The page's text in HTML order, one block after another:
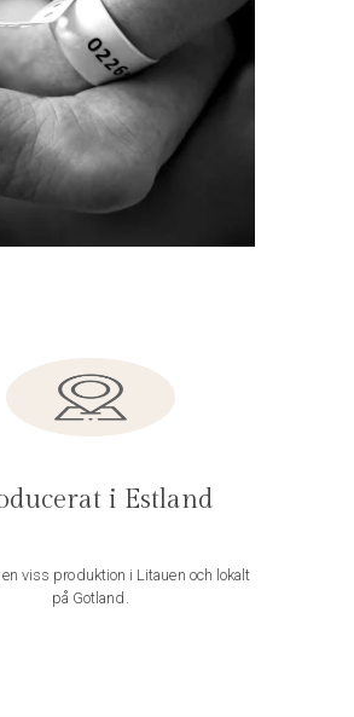
i Estland
en viss produktion i Litauen och lokalt
på Gotland.